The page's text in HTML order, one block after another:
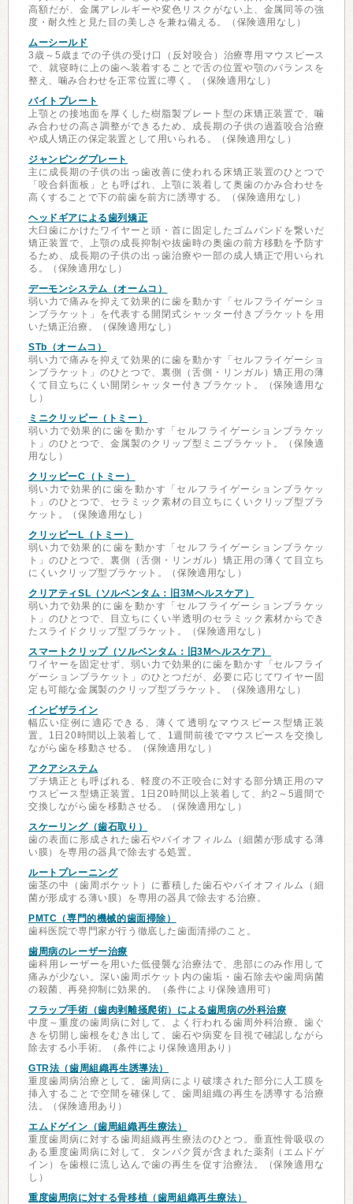
高額だが、金属アレルギーや変色リスクがない上、金属同等の強
度・耐久性と見た目の美しさを兼ね備える。（保険適用なし）
ムーシールド
3歳～5歳までの子供の受け口（反対咬合）治療専用マウスピース
で、就寝時に上の歯へ装着することで舌の位置や顎のバランスを
整え、噛み合わせを正常位置に導く。（保険適用なし）
バイトプレート
上顎との接地面を厚くした樹脂製プレート型の床矯正装置で、噛
み合わせの高さ調整ができるため、成長期の子供の過蓋咬合治療
や成人矯正の保定装置として用いられる。（保険適用なし）
ジャンピングプレート
主に成長期の子供の出っ歯改善に使われる床矯正装置のひとつで
「咬合斜面板」とも呼ばれ、上顎に装着して奥歯のかみ合わせを
高くすることで下の前歯を前方に誘導する。（保険適用なし）
ヘッドギアによる歯列矯正
大臼歯にかけたワイヤーと頭・首に固定したゴムバンドを繋いだ
矯正装置で、上顎の成長抑制や抜歯時の奥歯の前方移動を予防す
るため、成長期の子供の出っ歯治療や一部の成人矯正で用いられ
る。（保険適用なし）
デーモンシステム（オームコ）
弱い力で痛みを抑えて効果的に歯を動かす「セルフライゲーショ
ンブラケット」を代表する開閉式シャッター付きブラケットを用
いた矯正治療。（保険適用なし）
STb（オームコ）
弱い力で痛みを抑えて効果的に歯を動かす「セルフライゲーショ
ンブラケット」のひとつで、裏側（舌側・リンガル）矯正用の薄
くて目立ちにくい開閉シャッター付きブラケット。（保険適用な
し）
ミニクリッピー（トミー）
弱い力で効果的に歯を動かす「セルフライゲーションブラケッ
ト」のひとつで、金属製のクリップ型ミニブラケット。（保険適
用なし）
クリッピーC（トミー）
弱い力で効果的に歯を動かす「セルフライゲーションブラケッ
ト」のひとつで、セラミック素材の目立ちにくいクリップ型ブラ
ケット。（保険適用なし）
クリッピーL（トミー）
弱い力で効果的に歯を動かす「セルフライゲーションブラケッ
ト」のひとつで、裏側（舌側・リンガル）矯正用の薄くて目立ち
にくいクリップ型ブラケット。（保険適用なし）
クリアティSL（ソルベンタム：旧3Mヘルスケア）
弱い力で効果的に歯を動かす「セルフライゲーションブラケッ
ト」のひとつで、目立ちにくい半透明のセラミック素材からでき
たスライドクリップ型ブラケット。（保険適用なし）
スマートクリップ（ソルベンタム：旧3Mヘルスケア）
ワイヤーを固定せず、弱い力で効果的に歯を動かす「セルフライ
ゲーションブラケット」のひとつだが、必要に応じてワイヤー固
定も可能な金属製のクリップ型ブラケット。（保険適用なし）
インビザライン
幅広い症例に適応できる、薄くて透明なマウスピース型矯正装
置。1日20時間以上装着して、1週間前後でマウスピースを交換し
ながら歯を移動させる。（保険適用なし）
アクアシステム
プチ矯正とも呼ばれる、軽度の不正咬合に対する部分矯正用のマ
ウスピース型矯正装置。1日20時間以上装着して、約2～5週間で
交換しながら歯を移動させる。（保険適用なし）
スケーリング（歯石取り）
歯の表面に形成された歯石やバイオフィルム（細菌が形成する薄
い膜）を専用の器具で除去する処置。
ルートプレーニング
歯茎の中（歯周ポケット）に蓄積した歯石やバイオフィルム（細
菌が形成する薄い膜）を専用の器具で除去する治療。
PMTC（専門的機械的歯面掃除）
歯科医院で専門家が行う徹底した歯面清掃のこと。
歯周病のレーザー治療
歯科用レーザーを用いた低侵襲な治療法で、患部にのみ作用して
痛みが少ない。深い歯周ポケット内の歯垢・歯石除去や歯周病菌
の殺菌、再発抑制に効果的。（条件により保険適用可）
フラップ手術（歯肉剥離掻爬術）による歯周病の外科治療
中度～重度の歯周病に対して、よく行われる歯周外科治療。歯ぐ
きを切開し歯根をむき出して、歯石や病変を目視で確認しながら
除去する小手術。（条件により保険適用あり）
GTR法（歯周組織再生誘導法）
重度歯周病治療として、歯周病により破壊された部分に人工膜を
挿入することで空間を確保して、歯周組織の再生を誘導する治療
法。（保険適用あり）
エムドゲイン（歯周組織再生療法）
重度歯周病に対する歯周組織再生療法のひとつ。垂直性骨吸収の
ある重度歯周病に対して、タンパク質が含まれた薬剤（エムドゲ
イン）を歯根に流し込んで歯の再生を促す治療法。（保険適用な
し）
重度歯周病に対する骨移植（歯周組織再生療法）